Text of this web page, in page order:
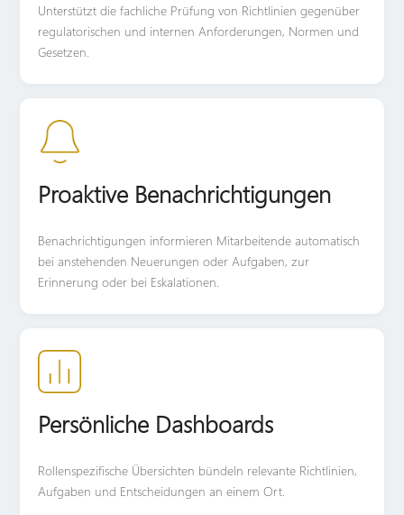
Unterstützt die fachliche Prüfung von Richtlinien gegenüber
regulatorischen und internen Anforderungen, Normen und
Gesetzen.
Proaktive Benachrichtigungen
Benachrichtigungen informieren Mitarbeitende automatisch
bei anstehenden Neuerungen oder Aufgaben, zur
Erinnerung oder bei Eskalationen.
Persönliche Dashboards
Rollenspezifische Übersichten bündeln relevante Richtlinien,
Aufgaben und Entscheidungen an einem Ort.